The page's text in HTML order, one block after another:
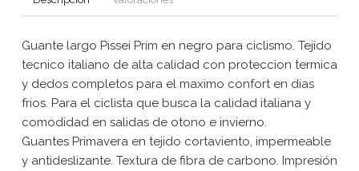
Guante largo Pissei Prim en negro para ciclismo. Tejido
tecnico italiano de alta calidad con proteccion termica
y dedos completos para el maximo confort en dias
frios. Para el ciclista que busca la calidad italiana y
comodidad en salidas de otono e invierno.
Guantes Primavera en tejido cortaviento, impermeable
y antideslizante. Textura de fibra de carbono. Impresión